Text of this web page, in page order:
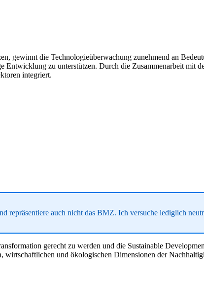
gewinnt die Technologieüberwachung zunehmend an
zu unterstützen. Durch die Zusammenarbeit mit
integriert.
repräsentiere auch nicht das BMZ. Ich versuche lediglich
gerecht zu werden und die Sustainable
und ökologischen Dimensionen der